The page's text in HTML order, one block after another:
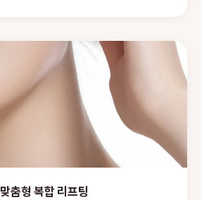
맞춤형 복합 리프팅